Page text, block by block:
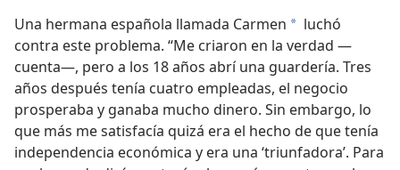
Una hermana española llamada Carmen a luchó
contra este problema. “Me criaron en la verdad —
cuenta—, pero a los 18 años abrí una guardería. Tres
años después tenía cuatro empleadas, el negocio
prosperaba y ganaba mucho dinero. Sin embargo, lo
que más me satisfacía quizá era el hecho de que tenía
independencia económica y era una ‘triunfadora’. Para